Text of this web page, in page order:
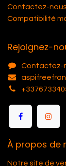
Contactez-nous
Compatibilité
Rejoignez-
Contactez-
À propos de
Notre site de